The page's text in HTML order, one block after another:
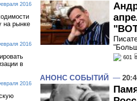
2016
на рынке
2016
в
2016
601
АНОНС СОБЫТИЙ —